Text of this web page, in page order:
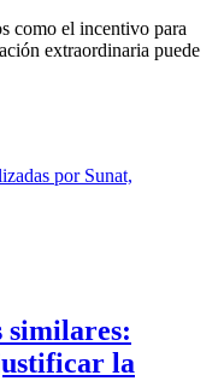
como el incentivo para
extraordinaria puede
similares:
la